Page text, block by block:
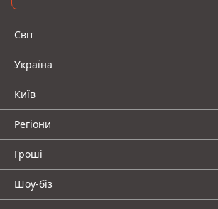
Світ
Україна
Київ
Регіони
Гроші
Шоу-біз